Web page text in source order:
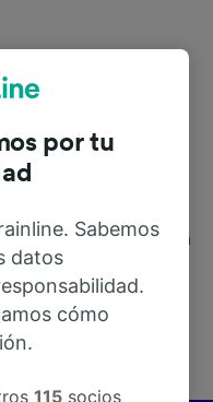
y sus
de tren y reserva
Trainline opera en
de 270 compañías
ir desde Brozolo con
por tu
Sabemos
datos
cómo
115 socios